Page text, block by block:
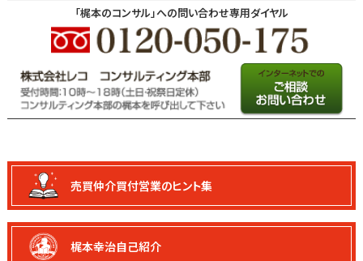
「梶本のコンサル」への問い合わせ専用ダイヤル
売買仲介買付営業のヒント集
梶本幸治自己紹介